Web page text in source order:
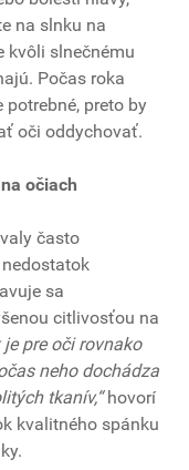
na slnku na
kvôli slnečnému
Počas roka
potrebné, preto by
oči oddychovať.
očiach
často
sa
citlivosťou na
je pre oči rovnako
neho dochádza
tkanív,“hovorí
kvalitného spánku